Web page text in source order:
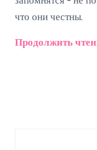
что они честны.
Продолжить